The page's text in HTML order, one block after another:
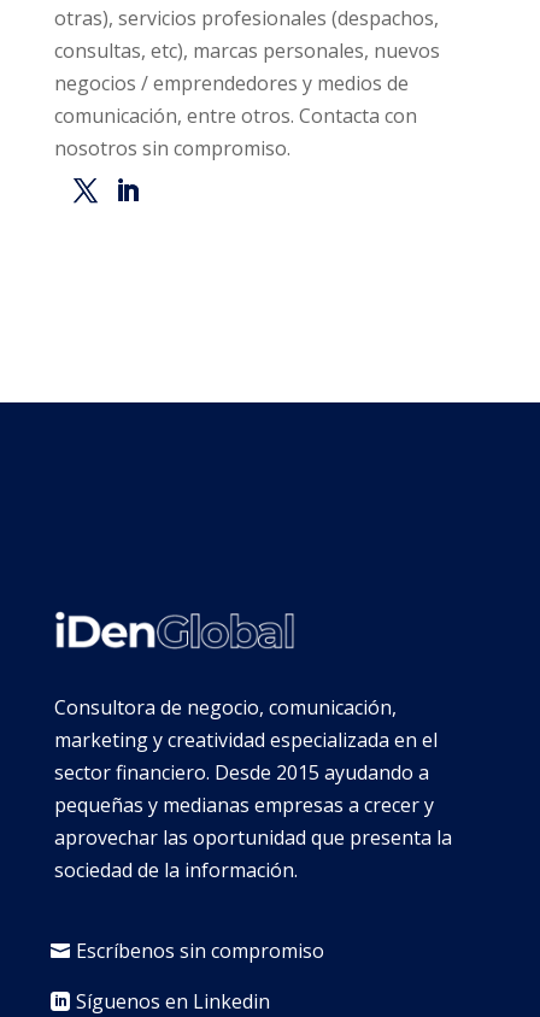
otras), servicios profesionales (despachos,
consultas, etc), marcas personales, nuevos
negocios / emprendedores y medios de
comunicación, entre otros. Contacta con
nosotros sin compromiso.
Consultora de negocio, comunicación,
marketing y creatividad especializada en el
sector financiero. Desde 2015 ayudando a
pequeñas y medianas empresas a crecer y
aprovechar las oportunidad que presenta la
sociedad de la información.
Escríbenos sin compromiso
Síguenos en Linkedin